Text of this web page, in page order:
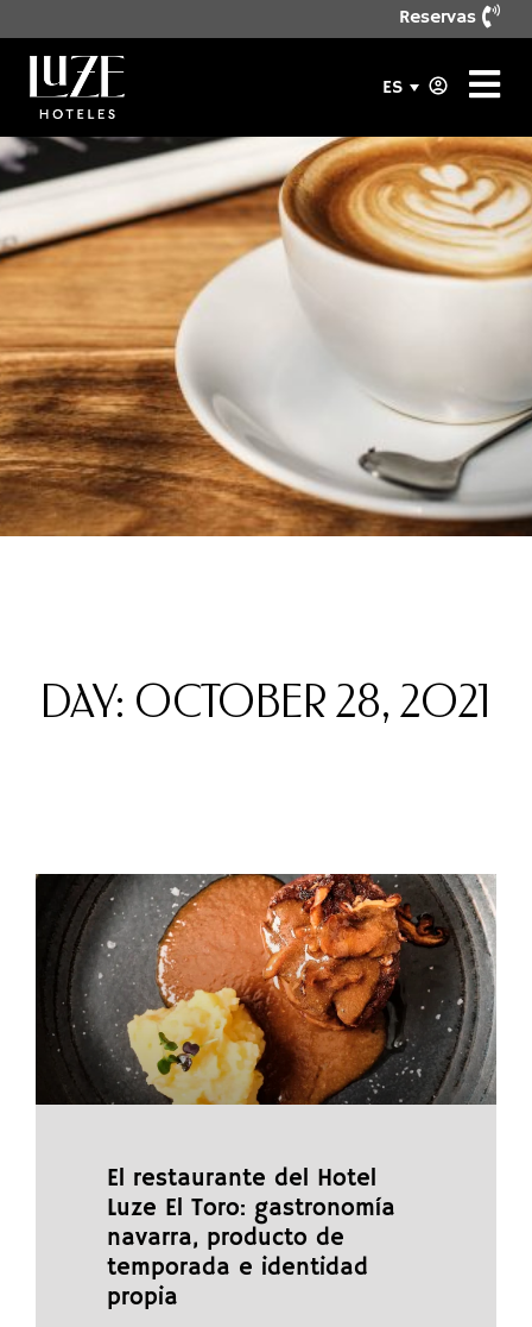
Reservas
ES
DAY: OCTOBER 28, 2021
El restaurante del Hotel
Luze El Toro: gastronomía
navarra, producto de
temporada e identidad
propia